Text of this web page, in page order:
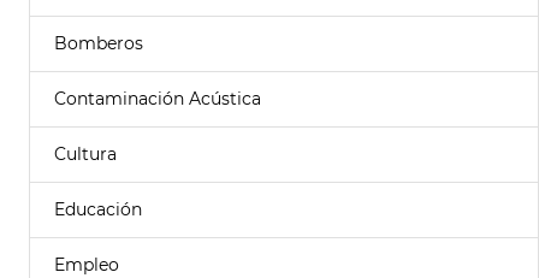
Bomberos
Contaminación Acústica
Cultura
Educación
Empleo